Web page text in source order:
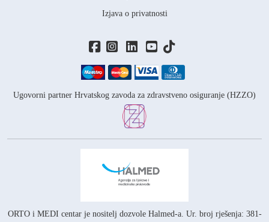
Ugovorni partner Hrvatskog zavoda za zdravstveno osiguranje (HZZO)
ORTO i MEDI centar je nositelj dozvole Halmed-a. Ur. broj rješenja: 381-
Izjava o privatnosti